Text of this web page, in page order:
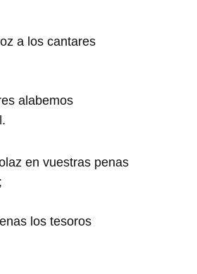
a los cantares
alabemos
en vuestras penas
los tesoros